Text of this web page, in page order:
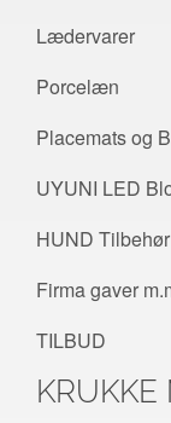
Lædervarer
Porcelæn
Placemats og
UYUNI LED
HUND
Firma gaver
TILBUD